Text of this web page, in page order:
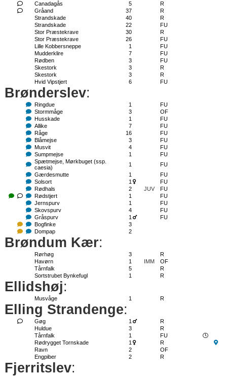
Canadagås
5
R
Gråand
37
R
Strandskade
40
R
Strandskade
22
FU
Stor Præstekrave
30
R
Stor Præstekrave
26
FU
Lille Kobbersneppe
1
FU
Mudderklire
7
FU
Rødben
3
FU
Skestork
3
R
Skestork
3
R
Hvid Vipstjert
6 FU
Brønderslev:
Ringdue 1
FU
Stormmåge
3
OF
Husskade
1
FU
Allike
7
FU
Råge
16
FU
Blåmejse
3
FU
Musvit
4
FU
Sumpmejse
1
FU
Spætmejse, Mørkbuget (ssp.
caesia)
1
FU
Gærdesmutte
1
FU
Solsort
1
FU
Rødhals
2 JUV
FU
Rødstjert
1
FU
Jernspurv
1
FU
Skovspurv
4
FU
Gråspurv
1
FU
Bogfinke
3
Dompap
2
Brøndum Kær:
Rørhøg 3
R
Havørn
1 IMM
OF
Tårnfalk
5
R
Sortstrubet Bynkefugl
1 R
Ellidshøj:
Musvåge 1 R
Elling Strandenge:
Gøg 1
R
Huldue
3
R
Tårnfalk
1
FU
Rødrygget Tornskade
1
R
Ravn
2
OF
Engpiber
2 R
Fjerritslev: